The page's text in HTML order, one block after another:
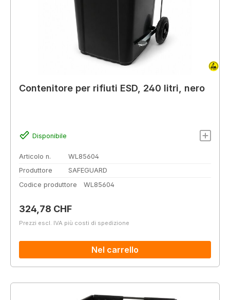
Contenitore per rifiuti ESD, 240 litri, nero
Disponibile
Articolo n.
WL85604
Produttore
SAFEGUARD
Codice produttore
WL85604
Prezzo normale:
324,78 CHF
Prezzi escl. IVA più costi di spedizione
Nel carrello